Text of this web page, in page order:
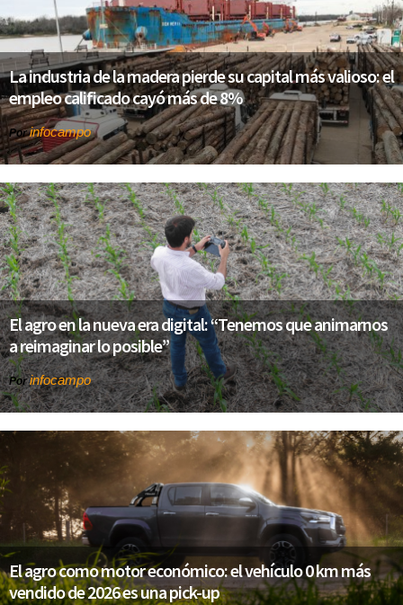
La industria de la madera pierde su capital más valioso: el
empleo calificado cayó más de 8%
Porinfocampo
El agro en la nueva era digital: “Tenemos que animarnos
a reimaginar lo posible”
Porinfocampo
El agro como motor económico: el vehículo 0 km más
vendido de 2026 es una pick-up